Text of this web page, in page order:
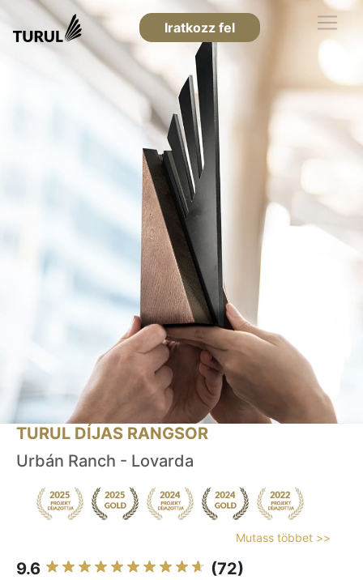
Iratkozz fel
TURUL DÍJAS RANGSOR
Urbán Ranch - Lovarda
Mutass többet >>
9.6 (72)